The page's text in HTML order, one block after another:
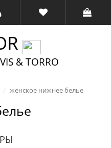
& TORRO
женское нижнее белье